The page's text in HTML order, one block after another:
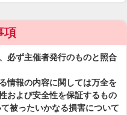
項
必ず主催者発行のものと照合
情報の内容に関しては万全を
および安全性を保証するもの
被ったいかなる損害について